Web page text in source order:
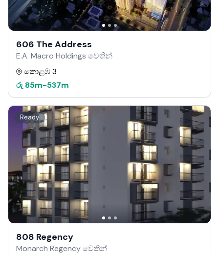
606 The Address
E.A. Macro Holdings වෙතින්
කොළඹ 3
රු 85m-537m
Ready
808 Regency
Monarch Regency වෙතින්